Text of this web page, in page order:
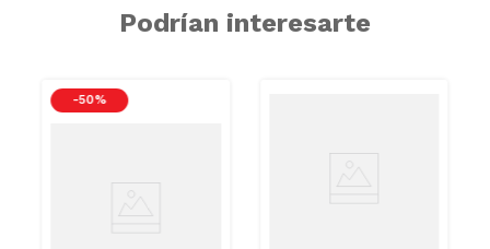
Podrían interesarte
-50 %